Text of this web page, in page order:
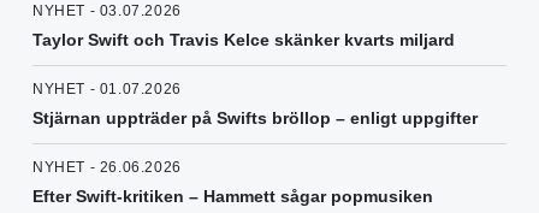
NYHET - 03.07.2026
Taylor Swift och Travis Kelce skänker kvarts miljard
NYHET - 01.07.2026
Stjärnan uppträder på Swifts bröllop – enligt uppgifter
NYHET - 26.06.2026
Efter Swift-kritiken – Hammett sågar popmusiken